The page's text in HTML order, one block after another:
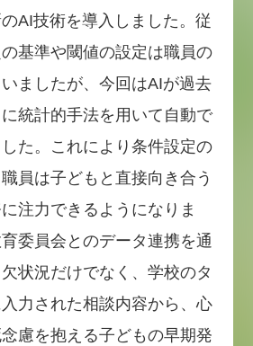
AI技術を導入しました。従
基準や閾値の設定は職員の
ましたが、今回はAIが過去
統計的手法を用いて自動で
た。これにより条件設定の
員は子どもと直接向き合う
注力できるようになりま
委員会とのデータ連携を通
状況だけでなく、学校のタ
力された相談内容から、心
慮を抱える子どもの早期発